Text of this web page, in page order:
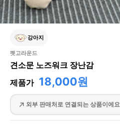
강아지
펫고라운드
견소문 노즈워크 장난감
제품가 18,000원
외부 판매처로 연결되는 상품이에요